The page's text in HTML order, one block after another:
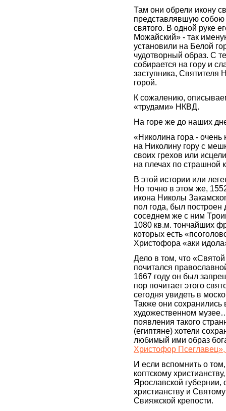
Там они обрели икону
представлявшую
святого. В одной руке
Можайский» - так
установили на Белой
чудотворный образ. С
собирается на гору и
заступника, Святителя
горой.
К сожалению,
«трудами» НКВД.
На горе же до наших
«Николина гора - очень
на Николину гору с
своих грехов или
на плечах по страшной
В этой истории или
Но точно в этом же,
икона Николы
пол года, был
соседнем же с ним
1080 кв.м. тончайших
которых есть
Христофора «аки
Дело в том, что
почитался
1667 году он был
пор почитает этого
сегодня увидеть в
Также они
художественном
появления такого
(египтяне) хотели
любимый ими образ
Христофор
И если вспомнить о
коптскому
Ярославской губернии,
христианству и
Свияжской крепости.